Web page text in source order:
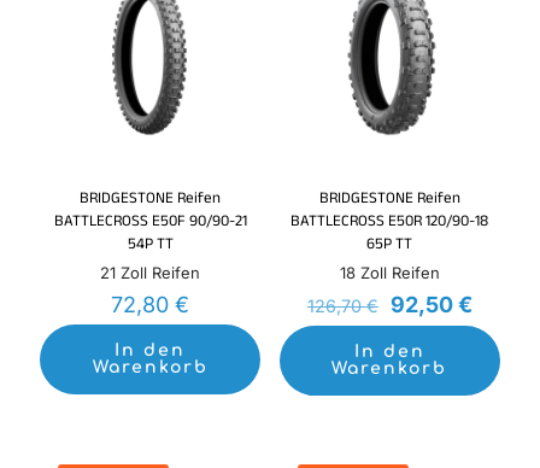
BRIDGESTONE Reifen
BATTLECROSS E50F 90/90-21
54P TT
21 Zoll Reifen
72,80€
In den
Warenkorb
BRIDGESTONE Reifen
BATTLECROSS E50R 120/90-18
65P TT
18 Zoll Reifen
126,70€
Preis
war:
126,70 €
92,50€
Preis
ist:
92,50
In den
Warenkorb